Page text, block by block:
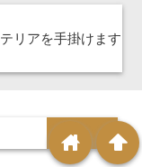
リアを手掛けます
arrowup
home